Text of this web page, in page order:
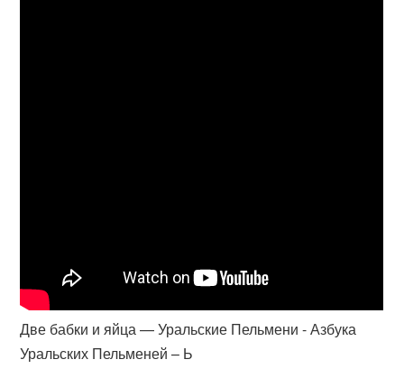
Две бабки и яйца — Уральские Пельмени - Азбука
Уральских Пельменей – Ь